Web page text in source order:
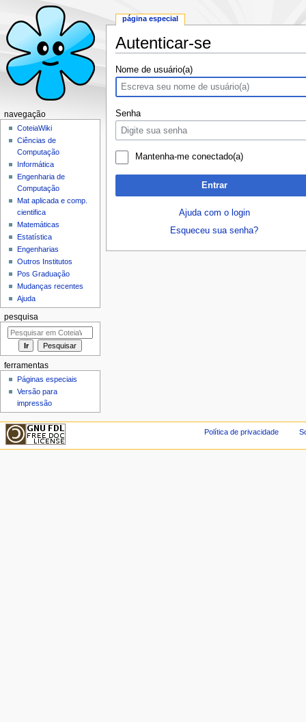
Autenticar-se
Nome de usuário(a)
Senha
Mantenha-me conectado(a)
Entrar
Ajuda com o login
Esqueceu sua senha?
página especial
navegação
CoteiaWiki
Ciências de
Computação
Informática
Engenharia de
Computação
Mat aplicada e comp.
cientifica
Matemáticas
Estatística
Engenharias
Outros Institutos
Pos Graduação
Mudanças recentes
Ajuda
pesquisa
ferramentas
Páginas especiais
Versão para
impressão
Política de privacidade